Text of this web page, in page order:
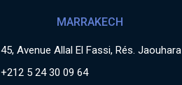
MARRAKECH
45, Avenue Allal El Fassi, Rés. Jaouhara
+212 5 24 30 09 64